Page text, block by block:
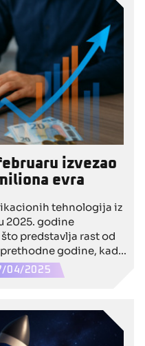
izvezao
evra
tehnologija iz
2025. godine
predstavlja rast od
godine, kada
saopštila je
04/2025